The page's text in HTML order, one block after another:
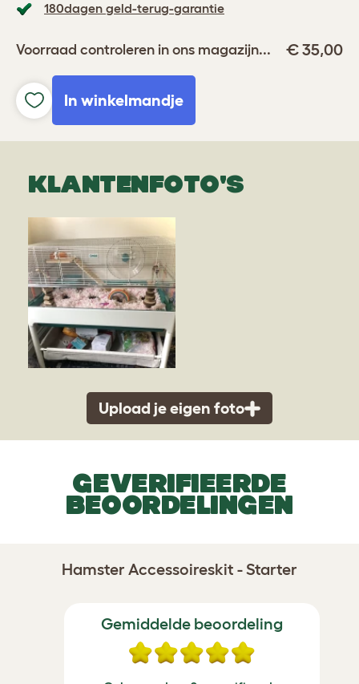
180dagen geld-terug-garantie
Voorraad controleren in ons magazijn... € 35,00
In winkelmandje
KLANTENFOTO'S
Upload je eigen foto
GEVERIFIEERDE
BEOORDELINGEN
Hamster Accessoireskit - Starter
Gemiddelde beoordeling